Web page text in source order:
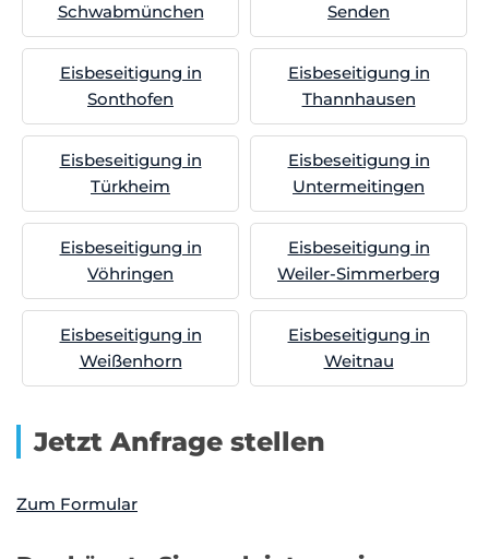
Schwabmünchen
Senden
Eisbeseitigung in
Sonthofen
Eisbeseitigung in
Thannhausen
Eisbeseitigung in
Türkheim
Eisbeseitigung in
Untermeitingen
Eisbeseitigung in
Vöhringen
Eisbeseitigung in
Weiler-Simmerberg
Eisbeseitigung in
Weißenhorn
Eisbeseitigung in
Weitnau
Jetzt Anfrage stellen
Zum Formular